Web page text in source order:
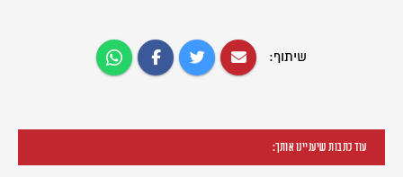
שיתוף:
עוד כתבות שיעניינו אותך: